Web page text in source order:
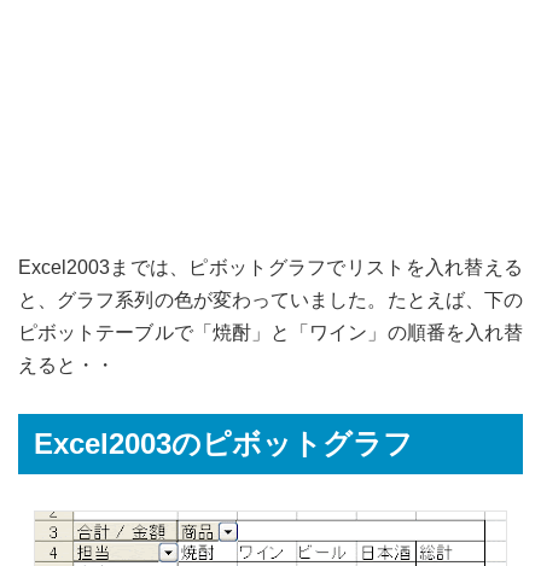
Excel2003までは、ピボットグラフでリストを入れ替える
と、グラフ系列の色が変わっていました。たとえば、下の
ピボットテーブルで「焼酎」と「ワイン」の順番を入れ替
えると・・
Excel2003のピボットグラフ